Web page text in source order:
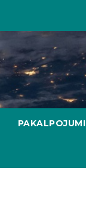
PAKALPOJUMI